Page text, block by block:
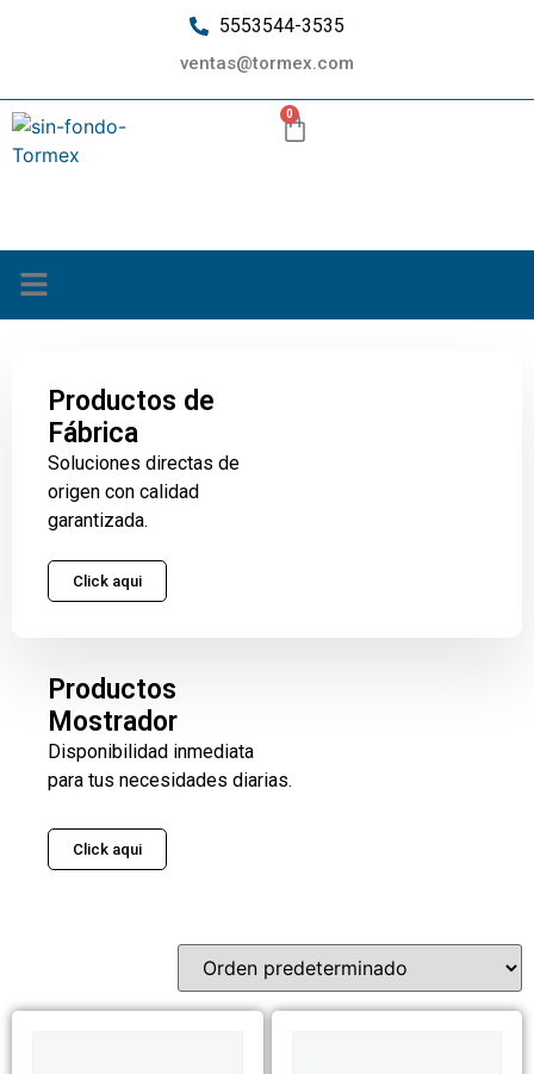
5553544-3535
ventas@tormex.com
0
Productos de
Fábrica
Soluciones directas de
origen con calidad
garantizada.
Click aqui
Productos
Mostrador
Disponibilidad inmediata
para tus necesidades diarias.
Click aqui